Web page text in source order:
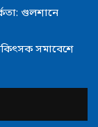
গুলশানে
সমাবেশে